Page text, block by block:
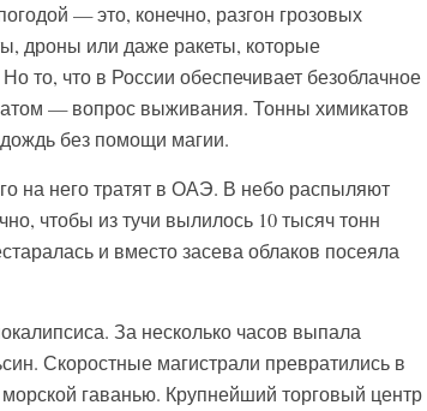
— это, конечно, разгон грозовых
дроны или даже ракеты, которые
то, что в России обеспечивает безоблачное
— вопрос выживания. Тонны химикатов
без помощи магии.
на него тратят в ОАЭ. В небо распыляют
чтобы из тучи вылилось 10 тысяч тонн
и вместо засева облаков посеяла
За несколько часов выпала
Скоростные магистрали превратились в
гаванью. Крупнейший торговый центр